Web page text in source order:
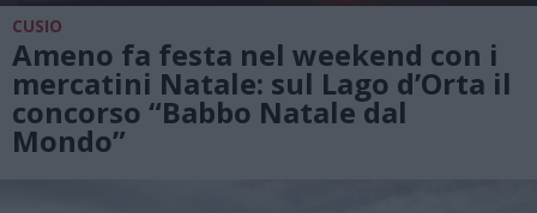
CUSIO
Ameno fa festa nel weekend con i
mercatini Natale: sul Lago d’Orta il
concorso “Babbo Natale dal
Mondo”